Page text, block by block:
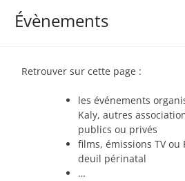
Évènements
Retrouver sur cette page :
les événements
Kaly, autres
publics ou privés
films, émissions TV ou
deuil périnatal
…
00:00